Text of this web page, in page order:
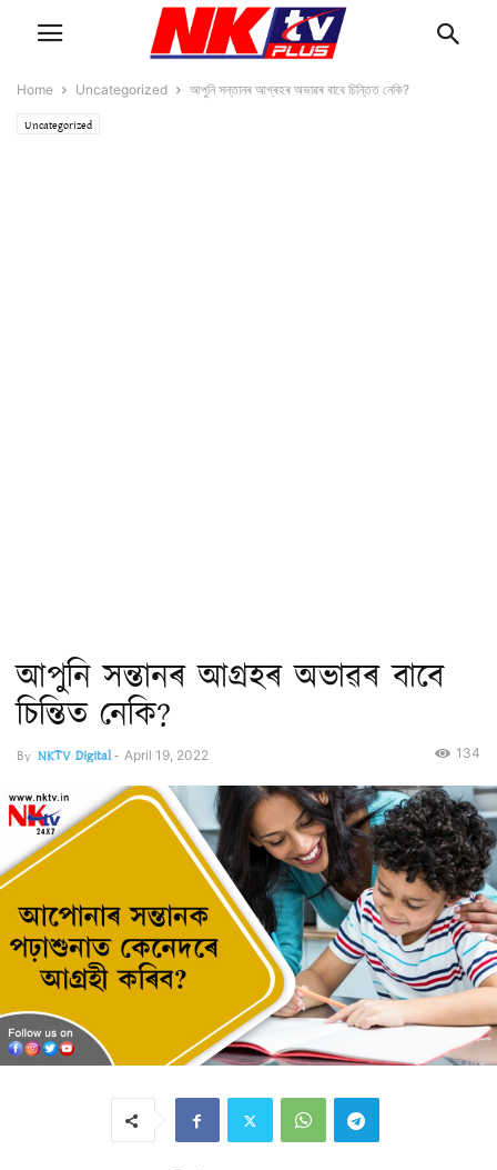
Home Uncategorized আপুনি সন্তানৰ আগ্ৰহৰ অভাৱৰ বাবে চিন্তিত নেকি?
Uncategorized
আপুনি সন্তানৰ আগ্ৰহৰ অভাৱৰ বাবে
চিন্তিত নেকি?
By NKTV Digital- April 19, 2022 134